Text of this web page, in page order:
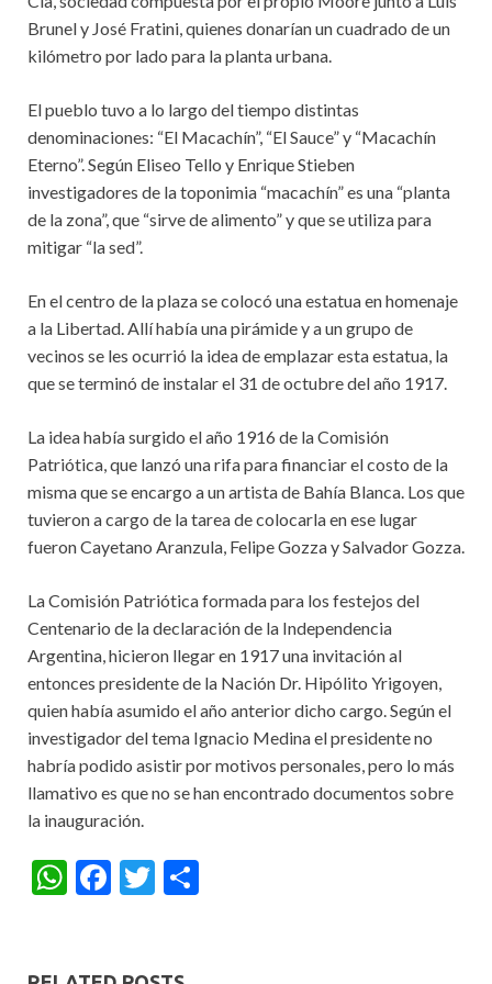
Brunel y José Fratini, quienes donarían un cuadrado de un
kilómetro por lado para la planta urbana.
El pueblo tuvo a lo largo del tiempo distintas
denominaciones: “El Macachín”, “El Sauce” y “Macachín
Eterno”. Según Eliseo Tello y Enrique Stieben
investigadores de la toponimia “macachín” es una “planta
de la zona”, que “sirve de alimento” y que se utiliza para
mitigar “la sed”.
En el centro de la plaza se colocó una estatua en homenaje
a la Libertad. Allí había una pirámide y a un grupo de
vecinos se les ocurrió la idea de emplazar esta estatua, la
que se terminó de instalar el 31 de octubre del año 1917.
La idea había surgido el año 1916 de la Comisión
Patriótica, que lanzó una rifa para financiar el costo de la
misma que se encargo a un artista de Bahía Blanca. Los que
tuvieron a cargo de la tarea de colocarla en ese lugar
fueron Cayetano Aranzula, Felipe Gozza y Salvador Gozza.
La Comisión Patriótica formada para los festejos del
Centenario de la declaración de la Independencia
Argentina, hicieron llegar en 1917 una invitación al
entonces presidente de la Nación Dr. Hipólito Yrigoyen,
quien había asumido el año anterior dicho cargo. Según el
investigador del tema Ignacio Medina el presidente no
habría podido asistir por motivos personales, pero lo más
llamativo es que no se han encontrado documentos sobre
la inauguración.
W F
T